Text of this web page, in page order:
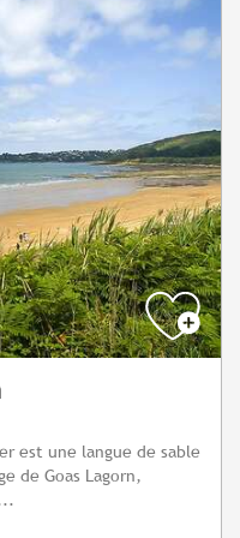
est une langue de sable
de Goas Lagorn,